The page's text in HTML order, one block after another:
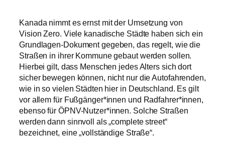
Kanada nimmt es ernst mit der Umsetzung von
Vision Zero. Viele kanadische Städte haben sich ein
Grundlagen-Dokument gegeben, das regelt, wie die
Straßen in ihrer Kommune gebaut werden sollen.
Hierbei gilt, dass Menschen jedes Alters sich dort
sicher bewegen können, nicht nur die Autofahrenden,
wie in so vielen Städten hier in Deutschland. Es gilt
vor allem für Fußgänger*innen und Radfahrer*innen,
ebenso für ÖPNV-Nutzer*innen. Solche Straßen
werden dann sinnvoll als „complete street“
bezeichnet, eine „vollständige Straße“.